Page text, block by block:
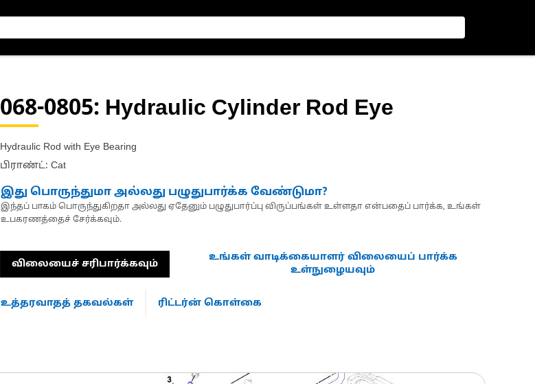
068-0805: Hydraulic Cylinder Rod Eye
Hydraulic Rod with Eye Bearing
பிராண்ட்: Cat
இது பொருந்துமா அல்லது பழுதுபார்க்க வேண்டுமா?
இந்தப் பாகம் பொருந்துகிறதா அல்லது ஏதேனும் பழுதுபார்ப்பு விருப்பங்கள் உள்ளதா என்பதைப் பார்க்க, உங்கள்
உபகரணத்தைச் சேர்க்கவும்.
விலையைச் சரிபார்க்கவும்
உங்கள் வாடிக்கையாளர் விலையைப் பார்க்க
உள்நுழையவும்
உத்தரவாதத் தகவல்கள் ரிட்டர்ன் கொள்கை